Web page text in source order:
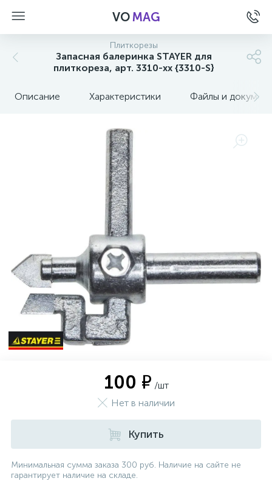
VOMAG
Плиткорезы
Запасная балеринка STAYER для
плиткореза, арт. 3310-xx {3310-S}
Описание Характеристики Файлы и
100 ₽ /шт
Нет в наличии
Купить
Минимальная сумма заказа 300 руб. Наличие на сайте не
гарантирует наличие на складе.